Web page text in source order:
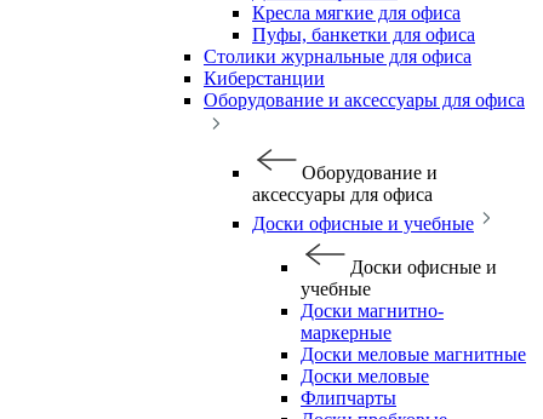
Кресла мягкие для офиса
Пуфы, банкетки для офиса
Столики журнальные для офиса
Киберстанции
Оборудование и аксессуары для офиса
Оборудование и
аксессуары для офиса
Доски офисные и учебные
Доски офисные и
учебные
Доски магнитно-
маркерные
Доски меловые магнитные
Доски меловые
Флипчарты